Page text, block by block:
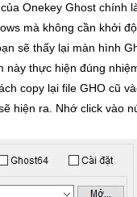
Onekey Ghost chính
mà không cần khởi
sẽ thấy lại màn hình
thực hiện đúng
copy lại file GHO cũ
hiện ra. Nhớ click vào